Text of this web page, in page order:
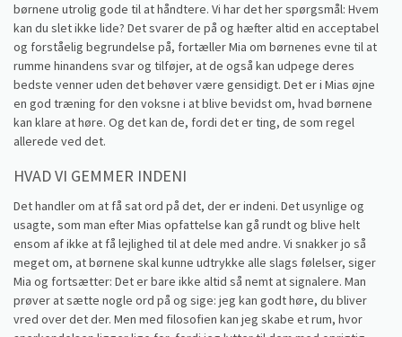
børnene utrolig gode til at håndtere. Vi har det her spørgsmål: Hvem
kan du slet ikke lide? Det svarer de på og hæfter altid en acceptabel
og forståelig begrundelse på, fortæller Mia om børnenes evne til at
rumme hinandens svar og tilføjer, at de også kan udpege deres
bedste venner uden det behøver være gensidigt. Det er i Mias øjne
en god træning for den voksne i at blive bevidst om, hvad børnene
kan klare at høre. Og det kan de, fordi det er ting, de som regel
allerede ved det.
HVAD VI GEMMER INDENI
Det handler om at få sat ord på det, der er indeni. Det usynlige og
usagte, som man efter Mias opfattelse kan gå rundt og blive helt
ensom af ikke at få lejlighed til at dele med andre. Vi snakker jo så
meget om, at børnene skal kunne udtrykke alle slags følelser, siger
Mia og fortsætter: Det er bare ikke altid så nemt at signalere. Man
prøver at sætte nogle ord på og sige: jeg kan godt høre, du bliver
vred over det der. Men med filosofien kan jeg skabe et rum, hvor